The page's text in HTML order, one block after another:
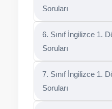
Soruları
6. Sınıf İngilizce 1.
Soruları
7. Sınıf İngilizce 1.
Soruları